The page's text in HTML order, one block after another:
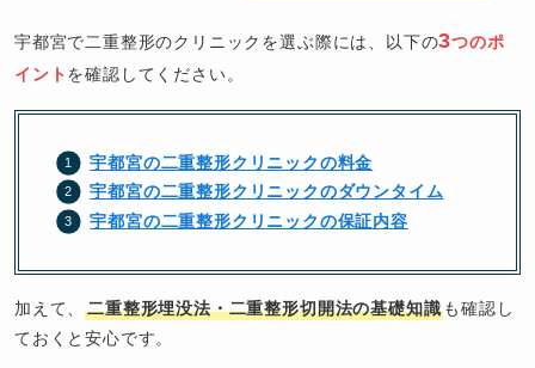
宇都宮で二重整形のクリニックを選ぶ際には、以下の3つのポ
イント を確認してください。
宇都宮の二重整形クリニックの料金
宇都宮の二重整形クリニックのダウンタイム
宇都宮の二重整形クリニックの保証内容
加えて、二重整形埋没法・二重整形切開法の基礎知識 も確認し
ておくと安心です。